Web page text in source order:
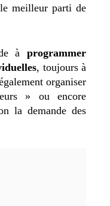
meilleur parti de
à programmer
, toujours à
organiser
» ou encore
la demande des